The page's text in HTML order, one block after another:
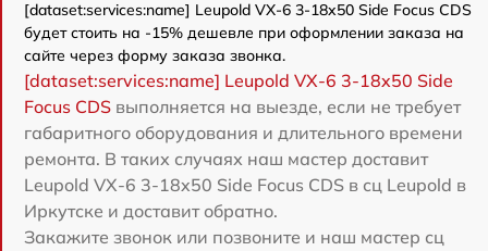
[dataset:services:name] Leupold VX-6 3-18x50 Side Focus CDS
будет стоить на -15% дешевле при оформлении заказа на
сайте через форму заказа звонка.
[dataset:services:name] Leupold VX-6 3-18x50 Side
Focus CDS выполняется на выезде, если не требует
габаритного оборудования и длительного времени
ремонта. В таких случаях наш мастер доставит
Leupold VX-6 3-18x50 Side Focus CDS в сц Leupold в
Иркутске и доставит обратно.
Закажите звонок или позвоните и наш мастер сц